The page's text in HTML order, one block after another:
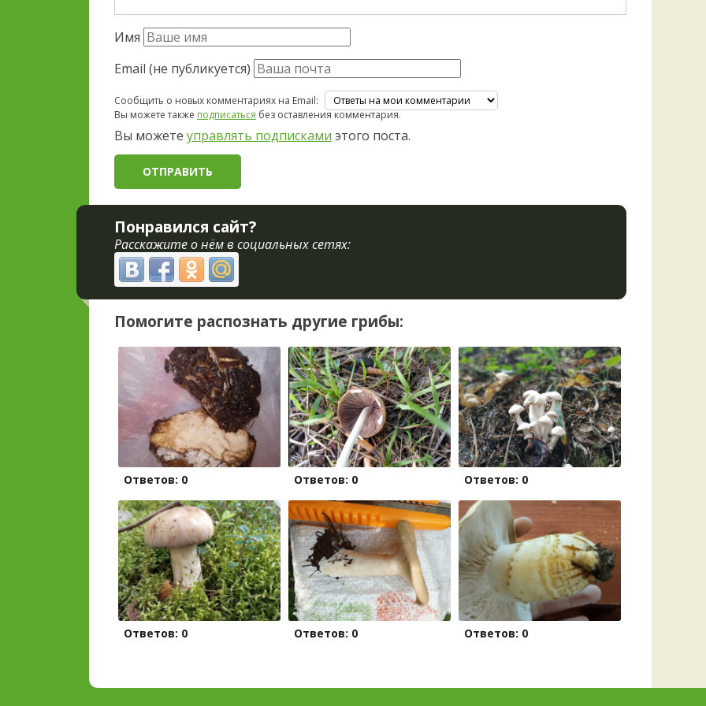
Имя
Email (не публикуется)
Сообщить о новых комментариях на Email:
Вы можете также подписаться без оставления комментария.
Вы можете управлять подписками этого поста.
Понравился сайт?
Расскажите о нём в социальных сетях:
Помогите распознать другие грибы:
Ответов: 0 Ответов: 0 Ответов: 0
Ответов: 0 Ответов: 0 Ответов: 0